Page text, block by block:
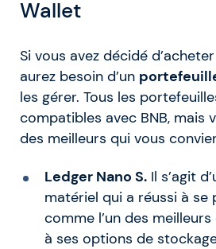
Wallet
Si vous avez décidé
aurez besoin d’un
les gérer. Tous les
compatibles avec BNB, mais
des meilleurs qui vous
Ledger Nano S.Il s’agit
matériel qui a réussi à se
comme l’un des
à ses options de